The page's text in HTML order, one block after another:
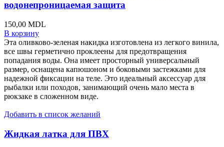
водонепроницаемая защита
150,00 MDL
В корзину
Эта оливково-зеленая накидка изготовлена из легкого винила,
все швы герметично проклеены для предотвращения
попадания воды. Она имеет просторный универсальный
размер, оснащена капюшоном и боковыми застежками для
надежной фиксации на теле. Это идеальный аксессуар для
рыбалки или походов, занимающий очень мало места в
рюкзаке в сложенном виде.
Добавить в список желаний
Жидкая латка для ПВХ